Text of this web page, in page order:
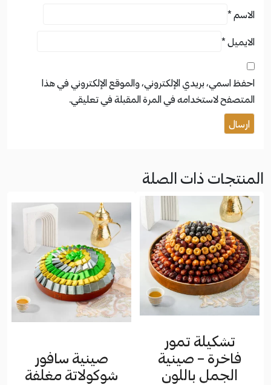
الاسم *
الايميل *
احفظ اسمي، بريدي الإلكتروني، والموقع الإلكتروني في هذا
المتصفح لاستخدامه في المرة المقبلة في تعليقي.
المنتجات ذات الصلة
تشكيلة تمور
فاخرة – صينية
الجمل باللون
صينية سافور
شوكولاتة مغلفة